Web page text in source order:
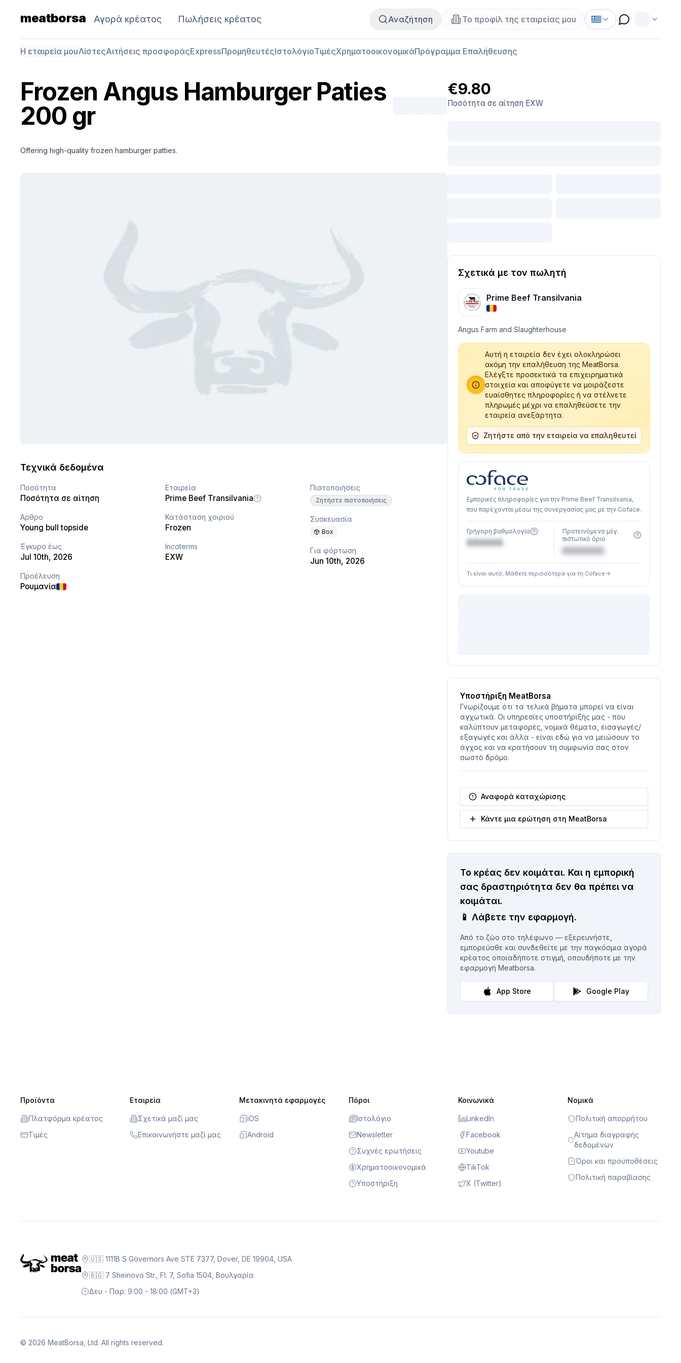
meatborsa Αγορά κρέατος Πωλήσεις κρέατος Αναζήτηση Το προφίλ της εταιρείας μου
Η εταιρεία μουΛίστεςΑιτήσεις προσφοράςExpressΠρομηθευτέςΙστολόγιοΤιμέςΧρηματοοικονομικάΠρόγραμμα Επαλήθευσης
Frozen Angus Hamburger Paties
200 gr
Offering high-quality frozen hamburger patties.
Τεχνικά δεδομένα
Ποσότητα
Ποσότητα σε αίτηση
Άρθρο
Young bull topside
Έγκυρο έως
Jul 10th, 2026
Προέλευση
Ρουμανία
Εταιρεία
Prime Beef Transilvania
Κατάσταση χοιριού
Frozen
Incoterms
EXW
Πιστοποιήσεις
Ζητήστε πιστοποιήσεις
Συσκευασία
Box
Για φόρτωση
Jun 10th, 2026
€9.80
Ποσότητα σε αίτηση EXW
Σχετικά με τον πωλητή
Prime Beef Transilvania
Angus Farm and Slaughterhouse
Αυτή η εταιρεία δεν έχει ολοκληρώσει
ακόμη την επαλήθευση της MeatBorsa.
Ελέγξτε προσεκτικά τα επιχειρηματικά
στοιχεία και αποφύγετε να μοιράζεστε
ευαίσθητες πληροφορίες ή να στέλνετε
πληρωμές μέχρι να επαληθεύσετε την
εταιρεία ανεξάρτητα.
Ζητήστε από την εταιρεία να επαληθευτεί
Εμπορικές πληροφορίες για την Prime Beef Transilvania,
που παρέχονται μέσω της συνεργασίας μας με την Coface.
Γρήγορη βαθμολογία
XXXXXX
Προτεινόμενο μέγ.
πιστωτικό όριο
Τι είναι αυτό; Μάθετε περισσότερα για τη Coface
Υποστήριξη MeatBorsa
Γνωρίζουμε ότι τα τελικά βήματα μπορεί να είναι
αγχωτικά. Οι υπηρεσίες υποστήριξής μας - που
καλύπτουν μεταφορές, νομικά θέματα, εισαγωγές/
εξαγωγές και άλλα - είναι εδώ για να μειώσουν το
άγχος και να κρατήσουν τη συμφωνία σας στον
σωστό δρόμο.
Αναφορά καταχώρισης
Κάντε μια ερώτηση στη MeatBorsa
Το κρέας δεν κοιμάται. Και η εμπορική
σας δραστηριότητα δεν θα πρέπει να
κοιμάται.
📱 Λάβετε την εφαρμογή.
Από το ζώο στο τηλέφωνο — εξερευνήστε,
εμπορεύσθε και συνδεθείτε με την παγκόσμια αγορά
κρέατος οποιαδήποτε στιγμή, οπουδήποτε με την
εφαρμογή Meatborsa.
App Store Google Play
Προϊόντα
Πλατφόρμα κρέατος
Τιμές
Εταιρεία
Σχετικά μαζί μας
Επικοινωνήστε μαζί μας
Μετακινητά εφαρμογές
iOS
Android
Πόροι
Ιστολόγιο
Newsletter
Συχνές ερωτήσεις
Χρηματοοικονομικά
Υποστήριξη
Κοινωνικά
LinkedIn
Facebook
Youtube
TikTok
X (Twitter)
Νομικά
Πολιτική απορρήτου
Αίτημα διαγραφής
δεδομένων
Όροι και προϋποθέσεις
Πολιτική παραβίασης
🇺🇸 1111B S Governors Ave STE 7377, Dover, DE 19904, USA
🇧🇬 7 Sheinovo Str., Fl. 7, Sofia 1504, Βουλγαρία
Δευ - Παρ: 9:00 - 18:00 (GMT+3)
© 2026 MeatBorsa, Ltd. All rights reserved.